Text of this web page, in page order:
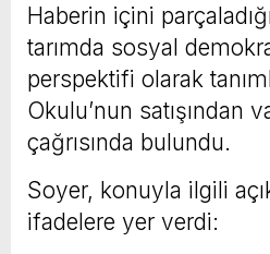
Haberin içini
tarımda sosyal
perspektifi olarak
Okulu’nun satışından
çağrısında bulundu.
Soyer, konuyla ilgili
ifadelere yer verdi: